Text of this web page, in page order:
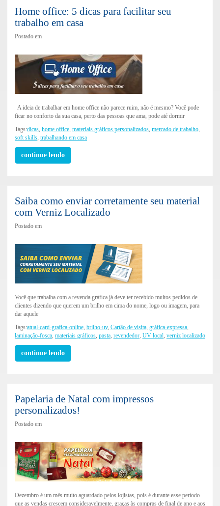
Home office: 5 dicas para facilitar seu
trabalho em casa
Postado em
A ideia de trabalhar em home office não parece ruim, não é mesmo? Você pode
ficar no conforto da sua casa, perto das pessoas que ama, pode até dormir
Tags:dicas home office materiais gráficos personalizados mercado de trabalho
soft skills trabalhando em casa
continue lendo
Saiba como enviar corretamente seu material
com Verniz Localizado
Postado em
Você que trabalha com a revenda gráfica já deve ter recebido muitos pedidos de
clientes dizendo que querem um brilho em cima do nome, logo ou imagem, para
dar aquele
Tags:atual-card-grafica-online brilho-uv, Cartão de visita gráfica-expressa
laminação-fosca materiais gráficos pasta revendedor UV local verniz localizado
continue lendo
Papelaria de Natal com impressos
personalizados!
Postado em
Dezembro é um mês muito aguardado pelos lojistas, pois é durante esse período
que as vendas crescem consideravelmente, graças às compras de final de ano e aos